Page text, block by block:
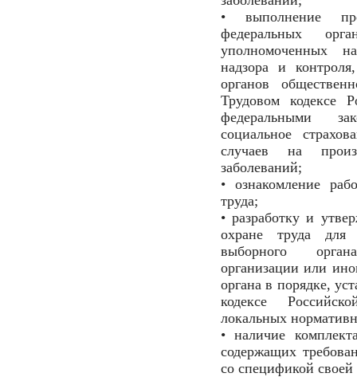
• выполнение
федеральных
уполномоченных
надзора и
органов
Трудовом кодексе
федеральными
социальное
случаев на
заболеваний;
• ознакомление
труда;
• разработку и
охране труда для
выборного
организации или
органа в порядке,
кодексе
локальных
• наличие
содержащих
со спецификой своей